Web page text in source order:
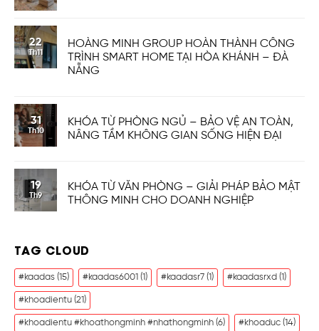
22
Th11
HOÀNG MINH GROUP HOÀN THÀNH CÔNG
TRÌNH SMART HOME TẠI HÒA KHÁNH – ĐÀ
NẴNG
31
Th10
KHÓA TỪ PHÒNG NGỦ – BẢO VỆ AN TOÀN,
NÂNG TẦM KHÔNG GIAN SỐNG HIỆN ĐẠI
19
Th9
KHÓA TỪ VĂN PHÒNG – GIẢI PHÁP BẢO MẬT
THÔNG MINH CHO DOANH NGHIỆP
TAG CLOUD
#kaadas (15) #kaadas6001 (1) #kaadasr7 (1) #kaadasrxd (1)
#khoadientu (21)
#khoadientu #khoathongminh #nhathongminh (6) #khoaduc (14)